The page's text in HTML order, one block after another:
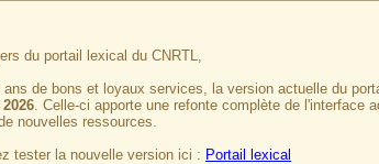
du portail lexical du CNRTL,
de bons et loyaux services, la version actuelle du
. Celle-ci apporte une refonte complète de l'interface
nouvelles ressources.
tester la nouvelle version ici : Portail lexical